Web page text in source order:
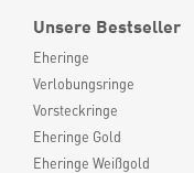
Unsere Bestseller
Eheringe
Verlobungsringe
Vorsteckringe
Eheringe Gold
Eheringe Weißgold